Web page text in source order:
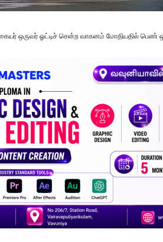
ஒருவர் ஓட்டிச் சென்ற வாகனம் மோதியதில் பெண்